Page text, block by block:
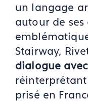
un langage
autour de ses
Stairway,
dialogue
prisé en